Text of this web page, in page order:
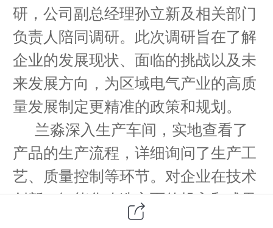
研，公司副总经理孙立新及相关部门
负责人陪同调研。 此次调研旨在了解
企业的发展现状、面临的挑战以及未
来发展方向，为区域电气产业的高质
量发展制定更精准的政策和规划。
兰淼深入生产车间，实地查看了
产品的生产流程，详细询问了生产工
艺、质量控制等环节。对企业在技术
创新、智能化改造方面的投入和成果
表示肯定，同时也关注到了企业在人